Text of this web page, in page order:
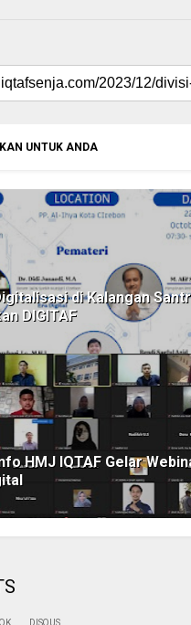
UNTUK ANDA
di Kalangan
DIGITAF
HMJ IQTAF Gelar
DISQUS